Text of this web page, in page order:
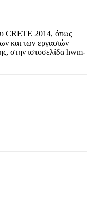
CRETE 2014, όπως
και των εργασιών
στην ιστοσελίδα hwm-